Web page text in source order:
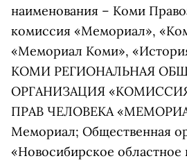
наименования – Коми
комиссия «Мемориал»,
«Мемориал Коми»,
КОМИ РЕГИОНАЛЬНАЯ
ОРГАНИЗАЦИЯ
ПРАВ ЧЕЛОВЕКА
Мемориал; Общественная
«Новосибирское областное